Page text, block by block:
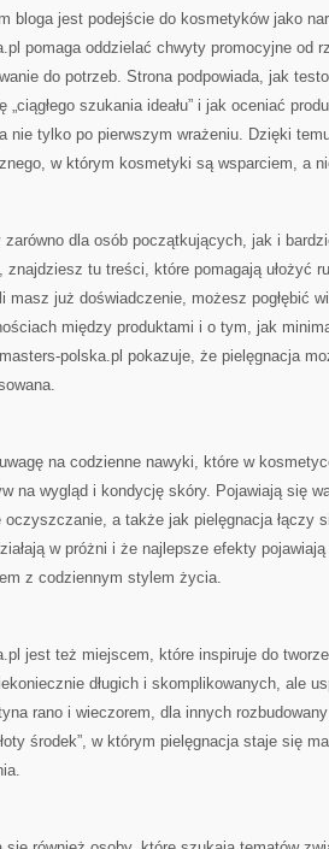
bloga jest podejście do kosmetyków jako
pomaga oddzielać chwyty promocyjne od
do potrzeb. Strona podpowiada, jak
„ciągłego szukania ideału” i jak oceniać
nie tylko po pierwszym wrażeniu. Dzięki
w którym kosmetyki są wsparciem, a
zarówno dla osób początkujących, jak i
tu treści, które pomagają ułożyć
już doświadczenie, możesz pogłębić
między produktami i o tym, jak
polska.pl pokazuje, że pielęgnacja
na codzienne nawyki, które w
na wygląd i kondycję skóry. Pojawiają się
oczyszczanie, a także jak pielęgnacja łączy
w próżni i że najlepsze efekty
z codziennym stylem życia.
jest też miejscem, które inspiruje do
długich i skomplikowanych, ale
rano i wieczorem, dla innych
środek”, w którym pielęgnacja staje się